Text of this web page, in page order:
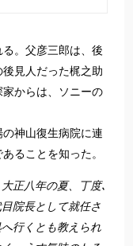
。父彦三郎は、後
見人だった梶之助
からは、ソニーの
神山復生病院に連
ることを知った。
正八年の夏、丁度､
院長として就任さ
行くとも教えられ